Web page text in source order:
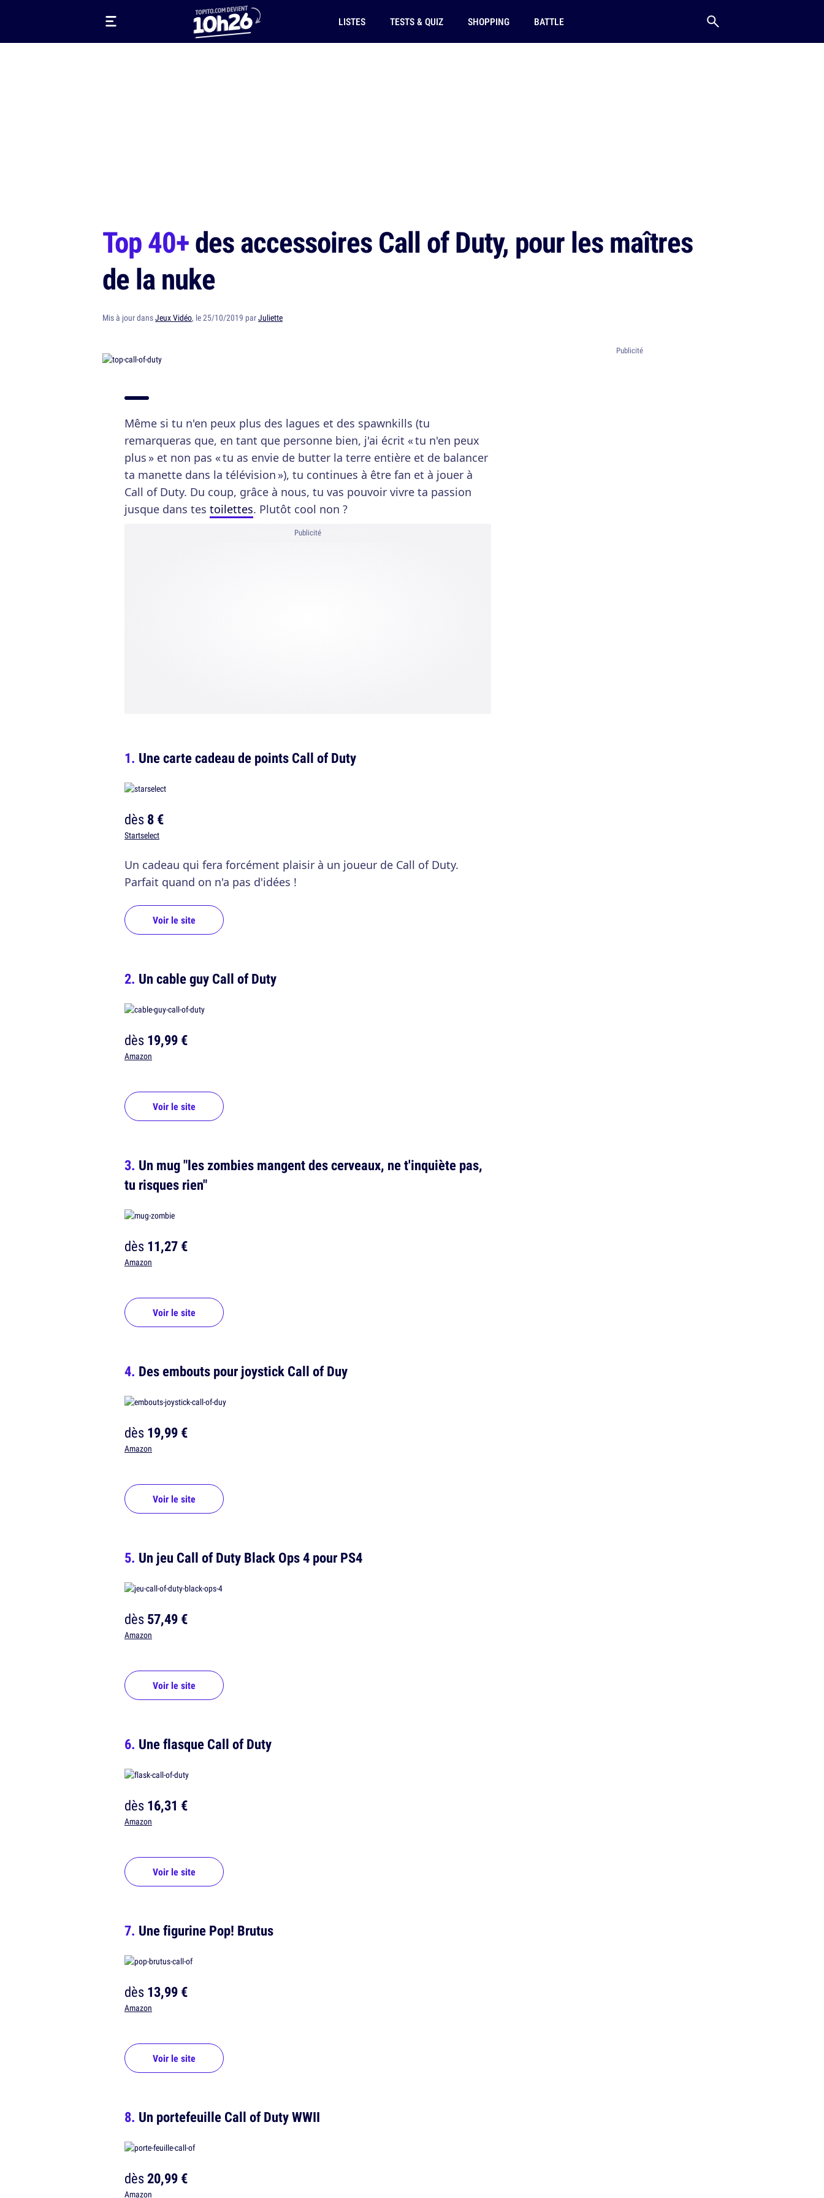
LISTES TESTS & QUIZ SHOPPING BATTLE
Top 40+des accessoires Call of Duty, pour les maîtres
de la nuke
Mis à jour dansJeux Vidéo, le 25/10/2019 parJuliette
Même si tu n'en peux plus des lagues et des spawnkills (tu
remarqueras que, en tant que personne bien, j'ai écrit « tu n'en peux
plus » et non pas « tu as envie de butter la terre entière et de balancer
ta manette dans la télévision »), tu continues à être fan et à jouer à
Call of Duty. Du coup, grâce à nous, tu vas pouvoir vivre ta passion
jusque dans tes toilettes. Plutôt cool non ?
Publicité
Une carte cadeau de points Call of Duty
dès8 €
Startselect
Un cadeau qui fera forcément plaisir à un joueur de Call of Duty.
Parfait quand on n'a pas d'idées !
Voir le site
Un cable guy Call of Duty
dès19,99 €
Amazon
Voir le site
Un mug "les zombies mangent des cerveaux, ne t'inquiète pas,
tu risques rien"
dès11,27 €
Amazon
Voir le site
Des embouts pour joystick Call of Duy
dès19,99 €
Amazon
Voir le site
Un jeu Call of Duty Black Ops 4 pour PS4
dès57,49 €
Amazon
Voir le site
Une flasque Call of Duty
dès16,31 €
Amazon
Voir le site
Une figurine Pop! Brutus
dès13,99 €
Amazon
Voir le site
Un portefeuille Call of Duty WWII
dès20,99 €
Amazon